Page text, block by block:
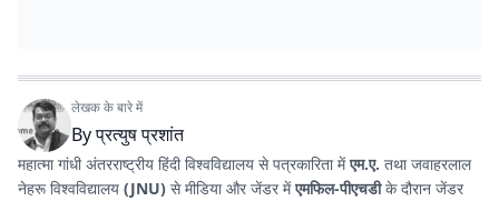
लेखक के बारे में
Byप्रत्युष प्रशांत
महात्मा गांधी अंतरराष्ट्रीय हिंदी विश्वविद्यालय से पत्रकारिता मेंएम.ए. तथा जवाहरलाल
नेहरू विश्वविद्यालय (JNU) से मीडिया और जेंडर मेंएमफिल-पीएचडीके दौरान जेंडर